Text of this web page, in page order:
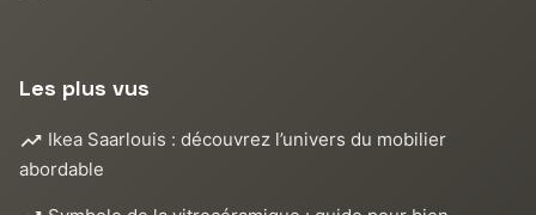
Les plus vus
Ikea Saarlouis : découvrez l’univers du mobilier
abordable